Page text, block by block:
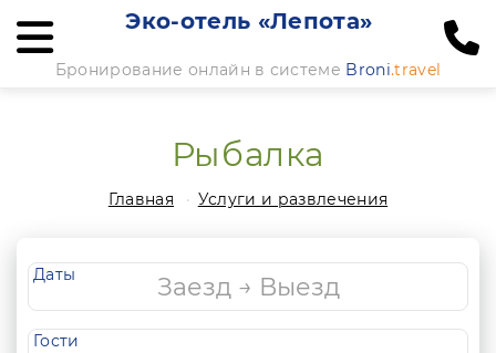
Эко-отель «Лепота»
Бронирование онлайн в системе Broni.travel
Рыбалка
Главная Услуги и развлечения
Даты
Гости